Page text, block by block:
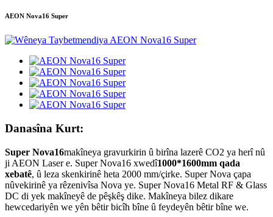
AEON Nova16 Super
Danasîna Kurt:
Super Nova16makîneya gravurkirin û birîna lazerê CO2 ya herî nû
ji AEON Laser e. Super Nova16 xwedî1000*1600mm qada
xebatê, û leza skenkirinê heta 2000 mm/çirke. Super Nova çapa
nûvekirinê ya rêzenivîsa Nova ye. Super Nova16 Metal RF & Glass
DC di yek makîneyê de pêşkêş dike. Makîneya bilez dikare
hewcedariyên we yên bêtir bicîh bîne û feydeyên bêtir bîne we.